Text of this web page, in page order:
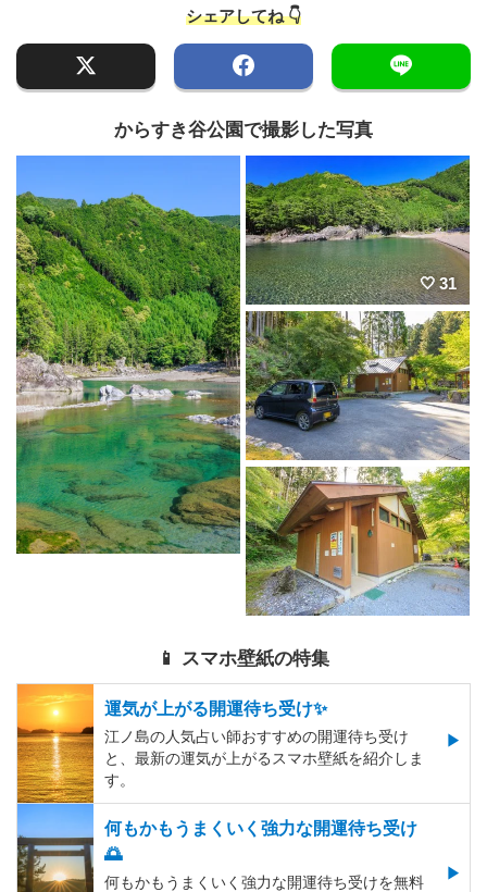
シェアしてね 👇
からすき谷公園で撮影した写真
31
📱 スマホ壁紙の特集
運気が上がる開運待ち受け✨
江ノ島の人気占い師おすすめの開運待ち受け
と、最新の運気が上がるスマホ壁紙を紹介しま
す。
何もかもうまくいく強力な開運待ち受け
🌅
何もかもうまくいく強力な開運待ち受けを無料